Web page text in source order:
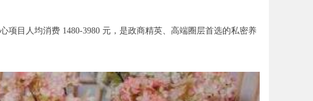
目人均消费 1480-3980 元，是政商精英、高端圈层首选的私密养